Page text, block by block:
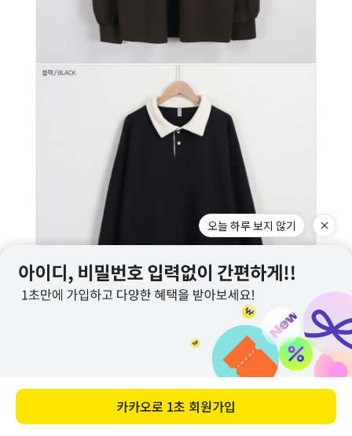
오늘 하루 보지 않기
카카오로 1초 회원가입